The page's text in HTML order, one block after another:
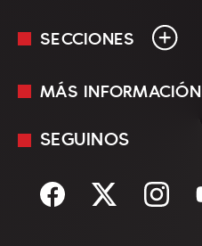
SECCIONES
En Vivo
Sociedad
MÁS INFORMACIÓN
Mediakit
Términos y condiciones
SEGUINOS